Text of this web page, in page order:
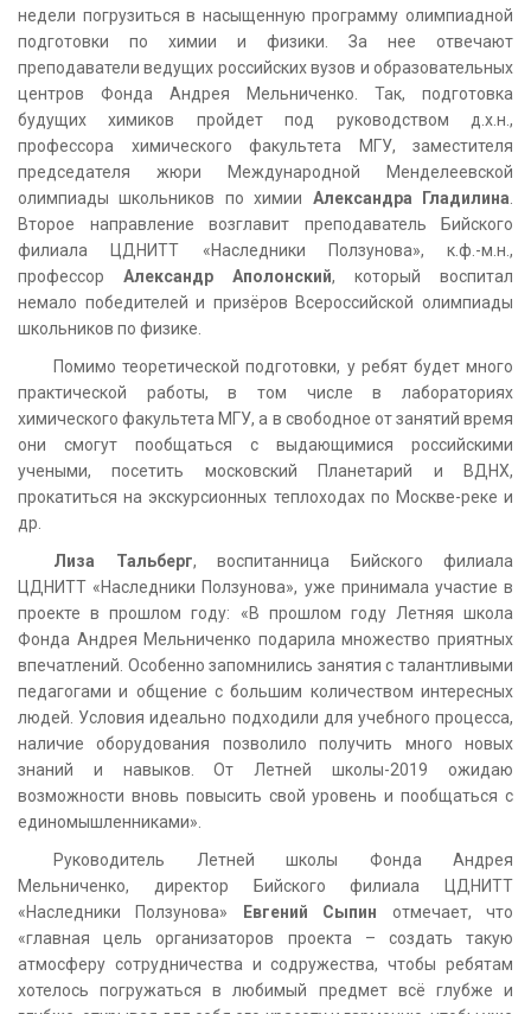
недели погрузиться в насыщенную программу олимпиадной
подготовки по химии и физики. За нее отвечают
преподаватели ведущих российских вузов и образовательных
центров Фонда Андрея Мельниченко. Так, подготовка
будущих химиков пройдет под руководством д.х.н.,
профессора химического факультета МГУ, заместителя
председателя жюри Международной Менделеевской
олимпиады школьников по химии Александра Гладилина
Второе направление возглавит преподаватель Бийского
филиала ЦДНИТТ «Наследники Ползунова», к.ф.-м.н.,
профессор Александр Аполонский, который воспитал
немало победителей и призёров Всероссийской олимпиады
школьников по физике.
Помимо теоретической подготовки, у ребят будет много
практической работы, в том числе в лабораториях
химического факультета МГУ, а в свободное от занятий время
они смогут пообщаться с выдающимися российскими
учеными, посетить московский Планетарий и ВДНХ,
прокатиться на экскурсионных теплоходах по Москве-реке и
др.
Лиза Тальберг, воспитанница Бийского филиала
ЦДНИТТ «Наследники Ползунова», уже принимала участие в
проекте в прошлом году: «В прошлом году Летняя школа
Фонда Андрея Мельниченко подарила множество приятных
впечатлений. Особенно запомнились занятия с талантливыми
педагогами и общение с большим количеством интересных
людей. Условия идеально подходили для учебного процесса,
наличие оборудования позволило получить много новых
знаний и навыков. От Летней школы-2019 ожидаю
возможности вновь повысить свой уровень и пообщаться с
единомышленниками».
Руководитель Летней школы Фонда Андрея
Мельниченко, директор Бийского филиала ЦДНИТТ
«Наследники Ползунова»
Евгений Сыпин отмечает, что
«главная цель организаторов проекта – создать такую
атмосферу сотрудничества и содружества, чтобы ребятам
хотелось погружаться в любимый предмет всё глубже и